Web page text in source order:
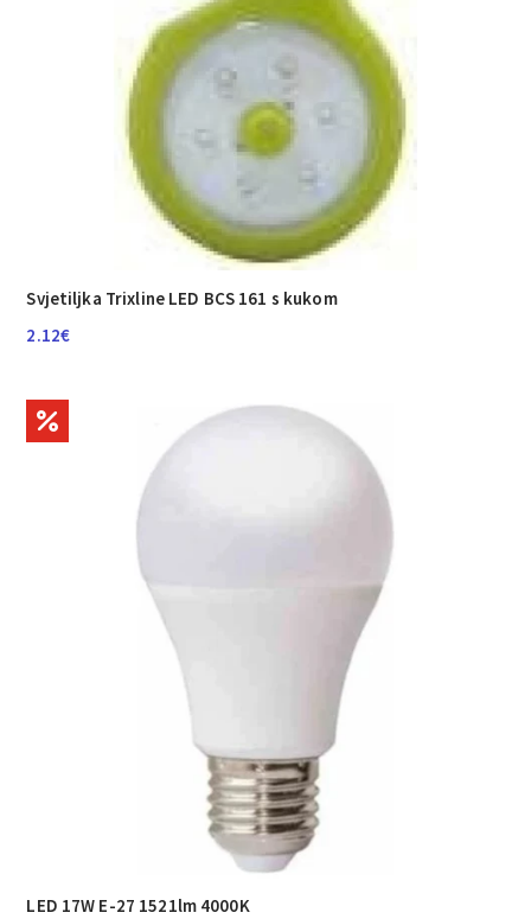
Svjetiljka Trixline LED BCS 161 s kukom
2.12€
LED 17W E-27 1521lm 4000K